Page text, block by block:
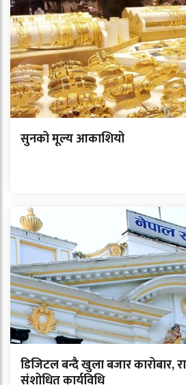
सुनको मूल्य आकाशियो
डिजिटल बन्दै खुला बजार कारोबार,
संशोधित कार्यविधि